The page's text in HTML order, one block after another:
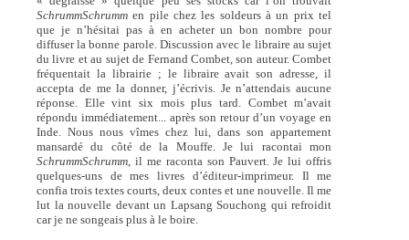
SchrummSchrummen pile chez les soldeurs à un prix tel
que je n’hésitai pas à en acheter un bon nombre pour
diffuser la bonne parole. Discussion avec le libraire au sujet
du livre et au sujet de Fernand Combet, son auteur. Combet
fréquentait la librairie ; le libraire avait son adresse, il
accepta de me la donner, j’écrivis. Je n’attendais aucune
réponse. Elle vint six mois plus tard. Combet m’avait
répondu immédiatement... après son retour d’un voyage en
Inde. Nous nous vîmes chez lui, dans son appartement
mansardé du côté de la Mouffe. Je lui racontai mon
SchrummSchrumm, il me raconta son Pauvert. Je lui offris
quelques-uns de mes livres d’éditeur-imprimeur. Il me
confia trois textes courts, deux contes et une nouvelle. Il me
lut la nouvelle devant un Lapsang Souchong qui refroidit
car je ne songeais plus à le boire.